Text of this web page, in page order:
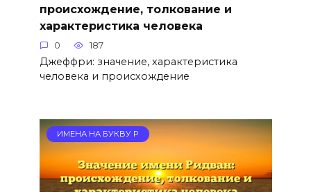
происхождение, толкование и
характеристика человека
0 187
Джеффри: значение, характеристика
человека и происхождение
ИМЕНА НА БУКВУ Р